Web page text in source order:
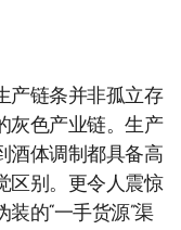
产链条并非孤立存
灰色产业链。生产
酒体调制都具备高
区别。更令人震惊
的“一手货源”渠